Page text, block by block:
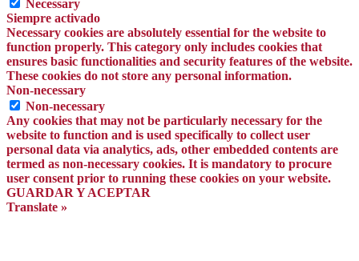
Necessary
Siempre activado
Necessary cookies are absolutely essential for the website to
function properly. This category only includes cookies that
ensures basic functionalities and security features of the website.
These cookies do not store any personal information.
Non-necessary
Non-necessary
Any cookies that may not be particularly necessary for the
website to function and is used specifically to collect user
personal data via analytics, ads, other embedded contents are
termed as non-necessary cookies. It is mandatory to procure
user consent prior to running these cookies on your website.
GUARDAR Y ACEPTAR
Translate »